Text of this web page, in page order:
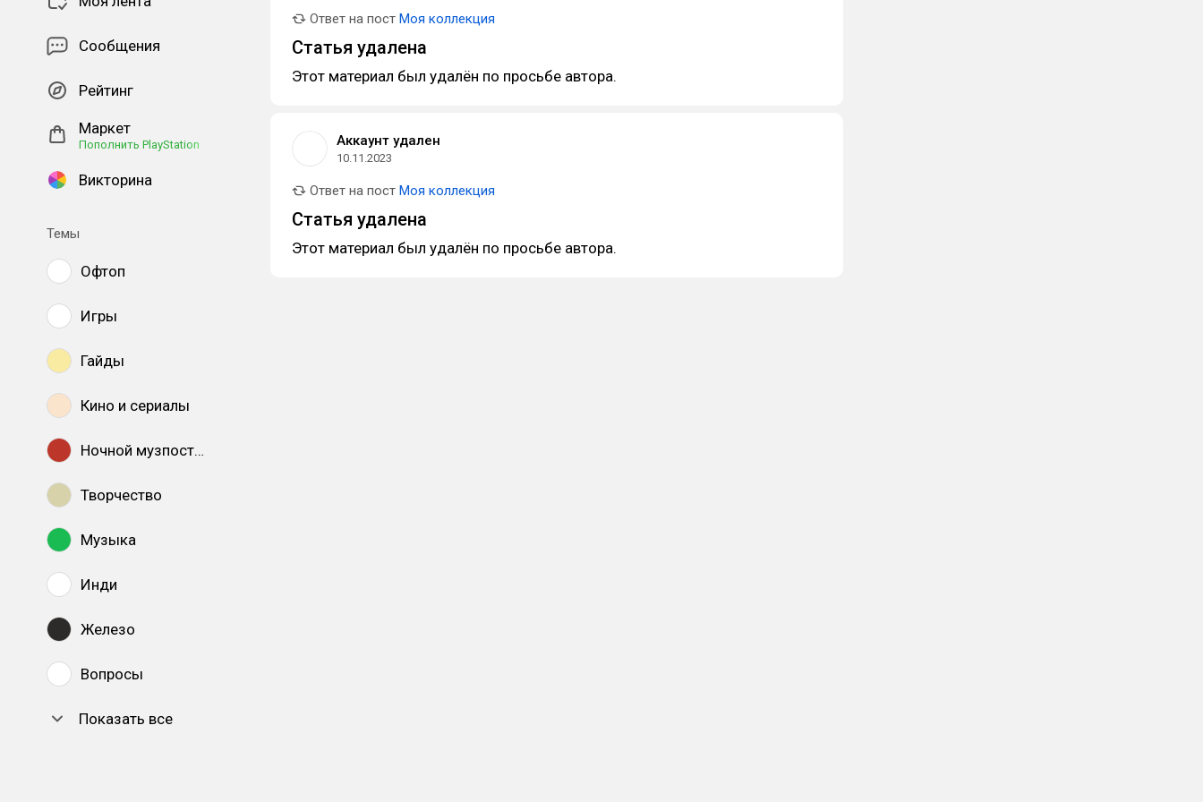
Сообщения
Рейтинг
Маркет
Пополнить PlayStation
Викторина
Темы
Офтоп
Игры
Гайды
Кино и сериалы
Ночной музпостинг
Творчество
Музыка
Инди
Железо
Вопросы
Показать все
Ответ на пост Моя коллекция
Статья удалена
Этот материал был удалён по просьбе автора.
Аккаунт удален
10.11.2023
Ответ на пост Моя коллекция
Статья удалена
Этот материал был удалён по просьбе автора.